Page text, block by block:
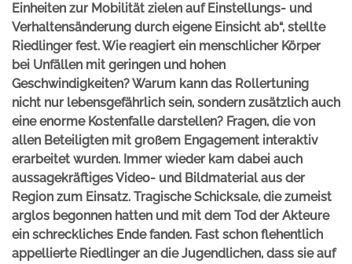
Einheiten zur Mobilität zielen auf Einstellungs- und
Verhaltensänderung durch eigene Einsicht ab“, stellte
Riedlinger fest. Wie reagiert ein menschlicher Körper
bei Unfällen mit geringen und hohen
Geschwindigkeiten? Warum kann das Rollertuning
nicht nur lebensgefährlich sein, sondern zusätzlich auch
eine enorme Kostenfalle darstellen? Fragen, die von
allen Beteiligten mit großem Engagement interaktiv
erarbeitet wurden. Immer wieder kam dabei auch
aussagekräftiges Video- und Bildmaterial aus der
Region zum Einsatz. Tragische Schicksale, die zumeist
arglos begonnen hatten und mit dem Tod der Akteure
ein schreckliches Ende fanden. Fast schon flehentlich
appellierte Riedlinger an die Jugendlichen, dass sie auf